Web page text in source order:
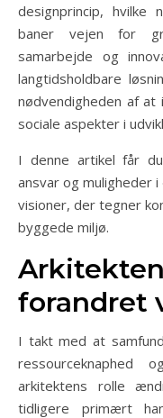
designprincip, hvilke
baner vejen for
samarbejde og
langtidsholdbare
nødvendigheden af
sociale aspekter i
I denne artikel får
ansvar og muligheder
visioner, der tegner
byggede miljø.
forandret
I takt med at
ressourceknaphed
arkitektens rolle
tidligere primært